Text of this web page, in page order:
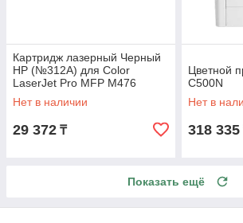
Картридж лазерный Черный
НР (№312A) для Color
LaserJet Pro MFP M476
Нет в наличии
29 372 ₸
Цветной
C500N
Нет в
318 335
Показать ещё